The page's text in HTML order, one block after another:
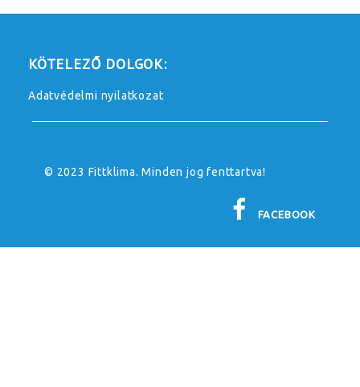
KÖTELEZŐ DOLGOK:
Adatvédelmi nyilatkozat
© 2023 Fittklima. Minden jog fenttartva!
FACEBOOK